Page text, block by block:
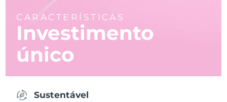
CARACTERÍSTICAS
Investimento
único
Sustentável